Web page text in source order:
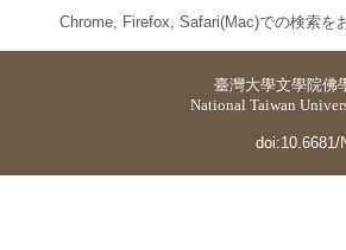
Chrome, Firefox, Safari(Mac)での検索を
臺灣大學文學院佛
National Taiwan
doi:10.6681/